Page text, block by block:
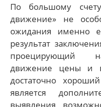
По большому
движение» не
ожидания именно
результат
проецирующий
движение цены и
достаточно
является